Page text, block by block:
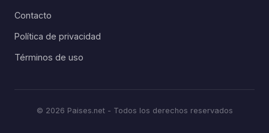
Contacto
Política de privacidad
Términos de uso
© 2026 Paises.net - Todos los derechos reservados